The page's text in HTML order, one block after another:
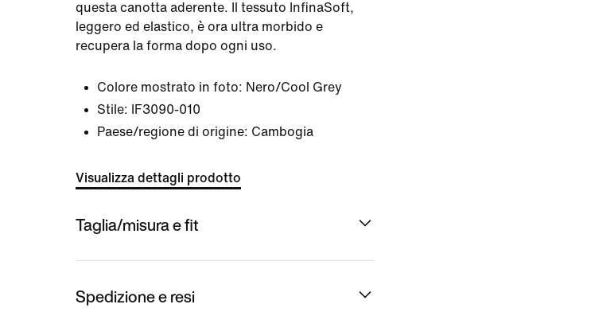
questa canotta aderente. Il tessuto InfinaSoft,
leggero ed elastico, è ora ultra morbido e
recupera la forma dopo ogni uso.
Colore mostrato in foto: Nero/Cool Grey
Stile:
IF3090-010
Paese/regione di origine: Cambogia
Visualizza dettagli prodotto
Taglia/misura e fit
Spedizione e resi